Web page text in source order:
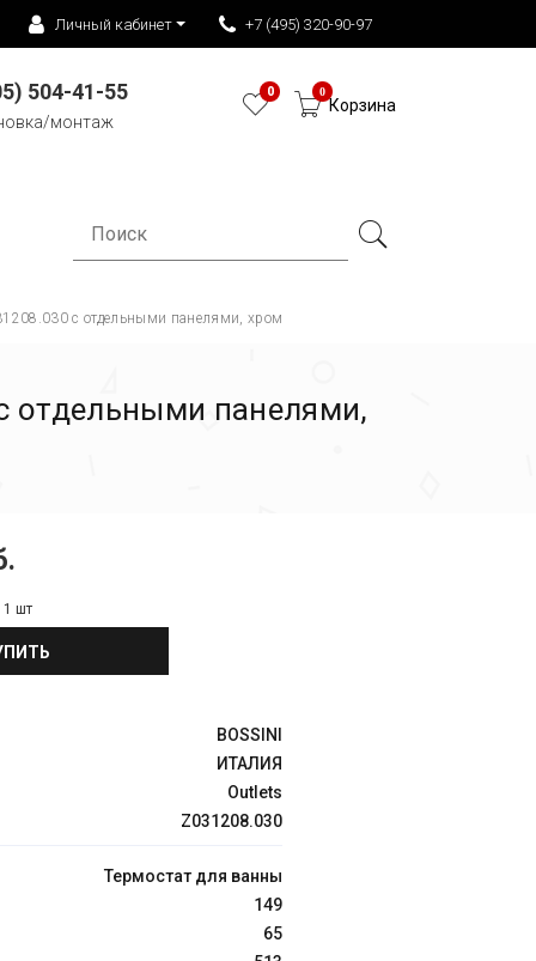
Личный кабинет +7 (495) 320-90-97
504-41-55
монтаж
0 0
Корзина
с отдельными панелями, хром
отдельными панелями,
1 шт
BOSSINI
ИТАЛИЯ
Outlets
Z031208.030
Термостат для ванны
149
65